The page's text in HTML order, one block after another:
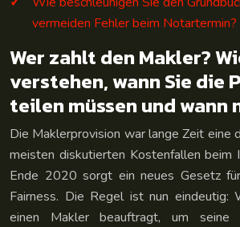
vermeiden Fehler beim Notartermin?
Wer zahlt den Makler?
verstehen, wann Sie die
teilen müssen und wann
Die Maklerprovision war lange Zeit eine
meisten diskutierten Kostenfallen beim
Ende 2020 sorgt ein neues Gesetz
Fairness. Die Regel ist nun eindeutig:
einen Makler beauftragt, um seine